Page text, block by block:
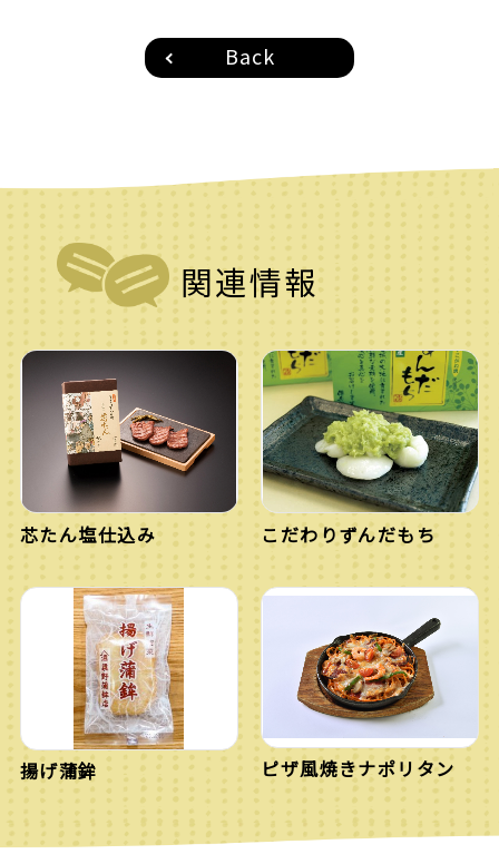
Back
関連情報
芯たん塩仕込み こだわりずんだもち
揚げ蒲鉾 ピザ風焼きナポリタン